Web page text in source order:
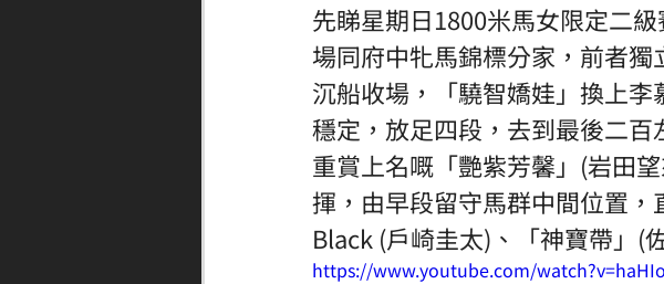
先睇星期日1800米馬女限定二
場同府中牝馬錦標分家，前者
沉船收場，「驍智嬌娃」換上
穩定，放足四段，去到最後二
重賞上名嘅「艷紫芳馨」(岩田
揮，由早段留守馬群中間位置
Black (戶崎圭太)、「神寶帶」(
https://www.youtube.com/